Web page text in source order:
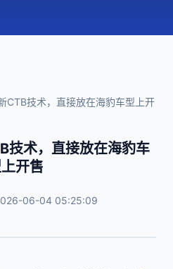
CTB技术，直接放在海豹车型上开
技术，直接放在海豹车
开售
06-04 05:25:09